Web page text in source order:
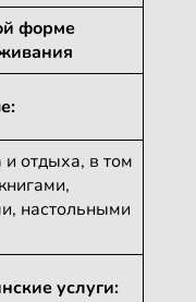
форме
и отдыха, в том
настольными
услуги: